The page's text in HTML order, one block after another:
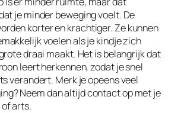
je minder beweging voelt. De
korter en krachtiger. Ze kunnen
voelen als je kindje zich
draai maakt. Het is belangrijk dat
leert herkennen, zodat je snel
verandert. Merk je opeens veel
Neem dan altijd contact op met je
arts.